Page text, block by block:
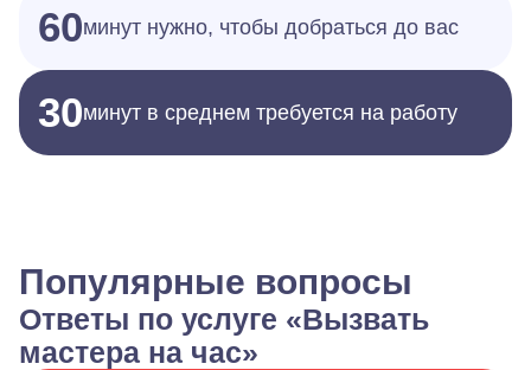
60минут нужно, чтобы добраться до вас
30минут в среднем требуется на работу
Популярные вопросы
Ответы по услуге «Вызвать
мастера на час»